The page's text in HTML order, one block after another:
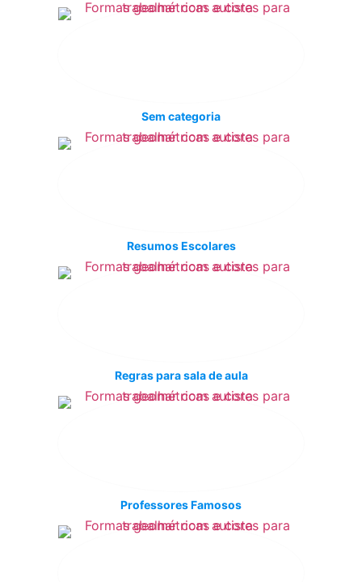
Sem categoria
Resumos Escolares
Regras para sala de aula
Professores Famosos